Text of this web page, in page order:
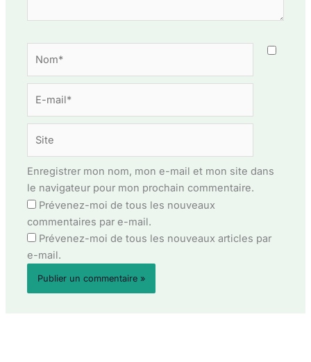
mail*
Enregistrer mon nom, mon e-mail et mon site dans
le navigateur pour mon prochain commentaire.
Prévenez-moi de tous les nouveaux
commentaires par e-mail.
Prévenez-moi de tous les nouveaux articles par
e-mail.